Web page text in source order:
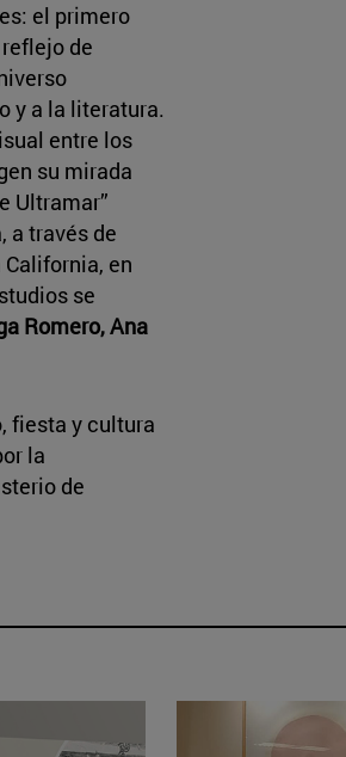
el primero
de
y a la literatura.
entre los
su mirada
Ultramar”
a través de
en
se
Romero, Ana
fiesta y cultura
la
de